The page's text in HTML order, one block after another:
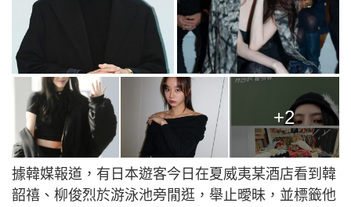
+2
據韓媒報道，有日本遊客今日在夏威夷某酒店看到韓
韶禧、柳俊烈於游泳池旁閒逛，舉止曖昧，並標籤他